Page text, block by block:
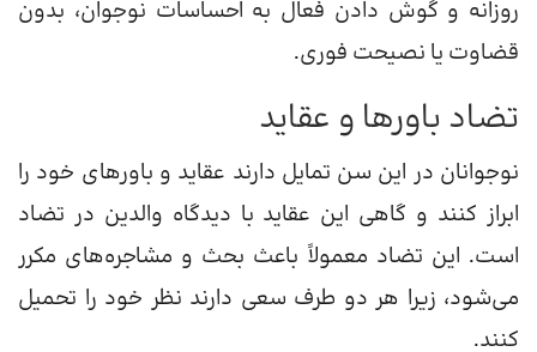
روزانه و گوش دادن فعال به احساسات نوجوان، بدون
قضاوت یا نصیحت فوری.
تضاد باورها و عقاید
نوجوانان در این سن تمایل دارند عقاید و باورهای خود را
ابراز کنند و گاهی این عقاید با دیدگاه والدین در تضاد
است. این تضاد معمولاً باعث بحث و مشاجره‌های مکرر
می‌شود، زیرا هر دو طرف سعی دارند نظر خود را تحمیل
کنند.